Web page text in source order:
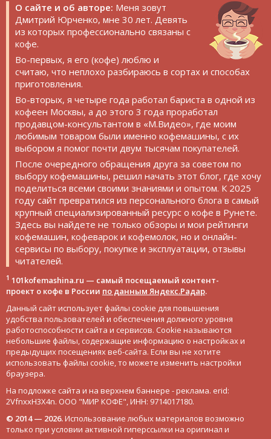
О сайте и об авторе: Меня зовут
Дмитрий Юрченко, мне 30 лет. Девять
из которых профессионально связаны с
кофе.
Во-первых, я его (кофе) люблю и
считаю, что неплохо разбираюсь в сортах и способах
приготовления.
Во-вторых, я четыре года работал бариста в одной из
кофеен Москвы, а до этого 3 года проработал
продавцом-консультантом в «М.Видео», где моим
любимым товаром были именно кофемашины, с их
выбором я помог почти двум тысячам покупателей.
После очередного обращения друга за советом по
выбору кофемашины, решил начать этот блог, где хочу
поделиться всеми своими знаниями и опытом. К 2025
году сайт превратился из персонального блога в самый
крупный специализированный ресурс о кофе в Рунете.
Здесь вы найдете не только обзоры и мои рейтинги
кофемашин, кофеварок и кофемолок, но и онлайн-
сервисы по выбору, покупке и эксплуатации, отзывы
читателей.
1 101kofemashina.ru — самый посещаемый контент-
проект о кофе в России по данным Яндекс.Радар.
Данный сайт использует файлы cookie для повышения
удобства пользователей и обеспечения должного уровня
работоспособности сайта и сервисов. Cookie называются
небольшие файлы, содержащие информацию о настройках и
предыдущих посещениях веб-сайта. Если вы не хотите
использовать файлы cookie, то можете изменить настройки
браузера.
На подложке сайта и на верхнем баннере - реклама. erid:
2VfnxxH3X4n. ООО "МИР КОФЕ", ИНН: 9714017180.
© 2014 — 2026.Использование любых материалов возможно
только при условии активной гиперссылки на оригинал и